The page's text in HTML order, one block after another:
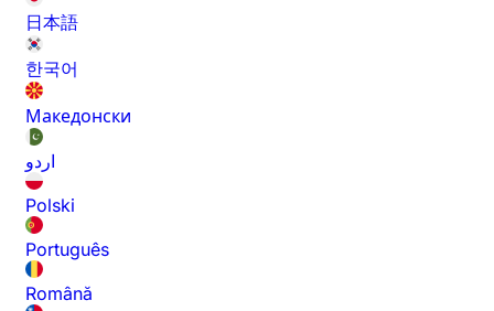
日本語
한국어
Македонски
اردو
Polski
Português
Română